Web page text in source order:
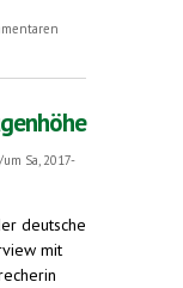
muss
Sa, 2017-
deutsche
mit